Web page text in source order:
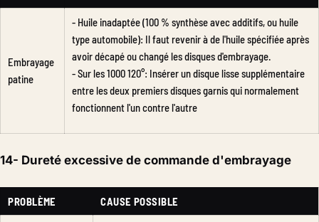
Embrayage
patine
- Huile inadaptée (100 % synthèse avec additifs, ou huile
type automobile): Il faut revenir à de l'huile spécifiée après
avoir décapé ou changé les disques d'embrayage.
- Sur les 1000 120°: Insérer un disque lisse supplémentaire
entre les deux premiers disques garnis qui normalement
fonctionnent l'un contre l'autre
14- Dureté excessive de commande d'embrayage
PROBLÈME CAUSE POSSIBLE